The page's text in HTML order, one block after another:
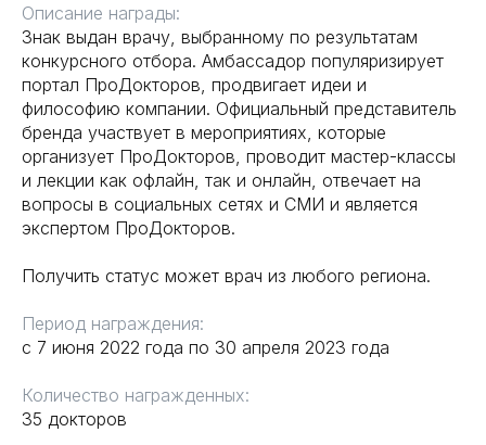
Описание награды:
Знак выдан врачу, выбранному по результатам
конкурсного отбора. Амбассадор популяризирует
портал ПроДокторов, продвигает идеи и
философию компании. Официальный представитель
бренда участвует в мероприятиях, которые
организует ПроДокторов, проводит мастер-классы
и лекции как офлайн, так и онлайн, отвечает на
вопросы в социальных сетях и СМИ и является
экспертом ПроДокторов.
Получить статус может врач из любого региона.
Период награждения:
с 7 июня 2022 года по 30 апреля 2023 года
Количество награжденных:
35 докторов